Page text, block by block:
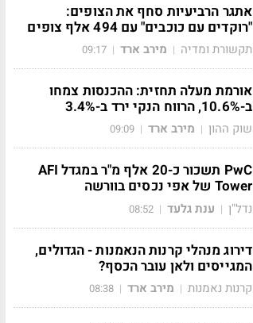
אתגר הרביעיות סחף את הצופים:
"רוקדים עם כוכבים" עם 494 אלף צופים
תקשורת ומדיה | מירב ארד |
09:17
אורמת מעלה תחזית: ההכנסות צמחו
ב-10.6%, הרווח הנקי ירד ב-3.4%
שוק ההון | מירב ארד |
09:09
PwC תשכור כ-20 אלף מ"ר במגדל AFI
Tower של אפי נכסים בוורשה
נדל"ן | ענת גלעד |
08:52
דירוג מנהלי קרנות הנאמנות - הגדולים,
המגייסים ולאן עובר הכסף?
קרנות נאמנות | מירב ארד |
08:38